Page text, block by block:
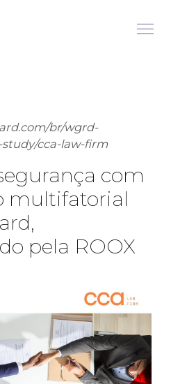
br/wgrd-
cca-law-firm
com
multifatorial
pela ROOX